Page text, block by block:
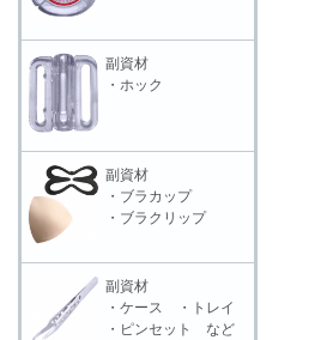
副資材
・ホック
副資材
・ブラカップ
・ブラクリップ
副資材
・ケース ・トレイ
・ピンセット など